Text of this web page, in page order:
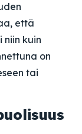
että
niin kuin
on
tai